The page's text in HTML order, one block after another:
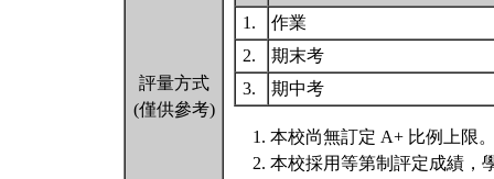
評量方式
(僅供參考)
1.
作業
2.
期末考
3.
期中考
本校尚無訂定 A+ 比例上限
本校採用等第制評定成績，